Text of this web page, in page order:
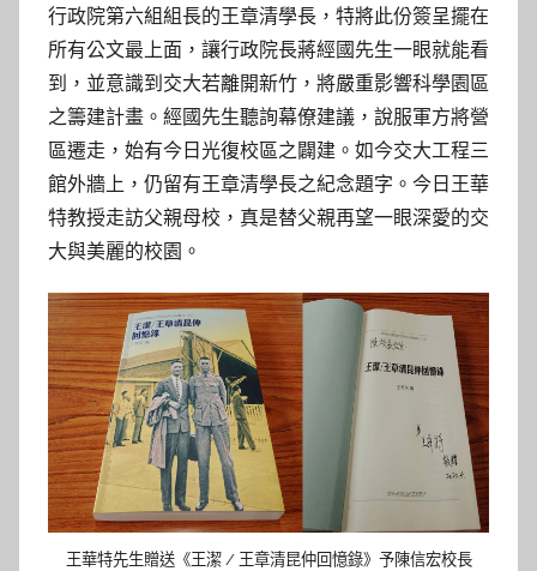
行政院第六組組長的王章清學長，特將此份簽呈擺在
所有公文最上面，讓行政院長蔣經國先生一眼就能看
到，並意識到交大若離開新竹，將嚴重影響科學園區
之籌建計畫。經國先生聽詢幕僚建議，說服軍方將營
區遷走，始有今日光復校區之闢建。如今交大工程三
館外牆上，仍留有王章清學長之紀念題字。今日王華
特教授走訪父親母校，真是替父親再望一眼深愛的交
大與美麗的校園。
王華特先生贈送《王潔 / 王章清昆仲回憶錄》予陳信宏校長